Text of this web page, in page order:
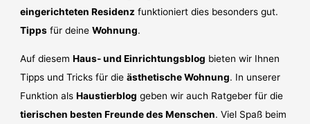
eingerichteten Residenz funktioniert dies besonders gut.
Tipps für deineWohnung.
Auf diesemHaus- und Einrichtungsblog bieten wir Ihnen
Tipps und Tricks für dieästhetische Wohnung. In unserer
Funktion alsHaustierblog geben wir auch Ratgeber für die
tierischen besten Freunde des Menschen. Viel Spaß beim